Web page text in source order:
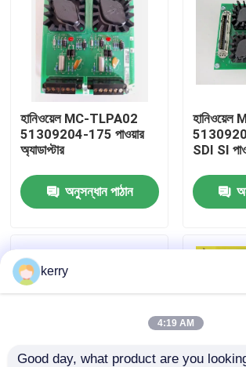
ভিডিও
আমাদের সম্পর্কে
কারখানা ভ্রমণ
মান নিয়ন্ত্রণ
আমাদের সাথে যোগাযোগ
ব্লগ
ABB 800xa
হানিওয়েল MC-TLPA02
51309204-175 পাওয়ার
অ্যাডাপ্টার
অনুসন্ধান পাঠান
SDI SI
kerry
4:19 AM
Good day, what product are you